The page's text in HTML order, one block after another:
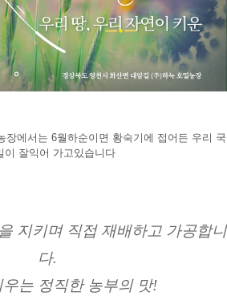
장에서는 6월하순이면 황숙기에 접어든 우리 국
이 잘익어 가고있습니다
지키며 직접 재배하고 가공합니
다.
는 정직한 농부의 맛!